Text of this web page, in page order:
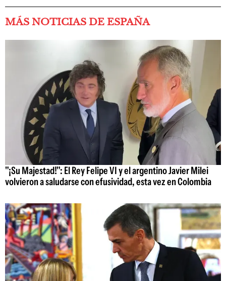
MÁS NOTICIAS DE ESPAÑA
"¡Su Majestad!": El Rey Felipe VI y el argentino Javier Milei
volvieron a saludarse con efusividad, esta vez en Colombia